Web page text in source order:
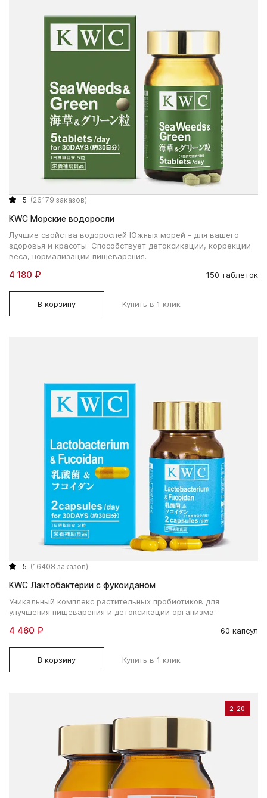
5 (26179 заказов)
KWC Морские водоросли
Лучшие свойства водорослей Южных морей - для вашего
здоровья и красоты. Способствует детоксикации, коррекции
веса, нормализации пищеварения.
4 180 ₽ 150 таблеток
В корзину Купить в 1 клик
5 (16408 заказов)
KWC Лактобактерии с фукоиданом
Уникальный комплекс растительных пробиотиков для
улучшения пищеварения и детоксикации организма.
4 460 ₽ 60 капсул
В корзину Купить в 1 клик
2-20